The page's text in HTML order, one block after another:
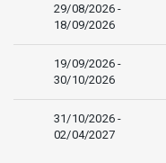
29/08/2026 -
18/09/2026
19/09/2026 -
30/10/2026
31/10/2026 -
02/04/2027